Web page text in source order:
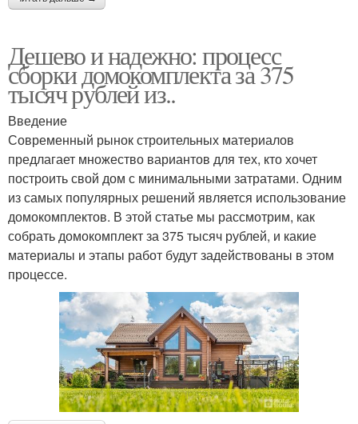
Дешево и надежно: процесс
сборки домокомплекта за 375
тысяч рублей из..
Введение
Современный рынок строительных материалов
предлагает множество вариантов для тех, кто хочет
построить свой дом с минимальными затратами. Одним
из самых популярных решений является использование
домокомплектов. В этой статье мы рассмотрим, как
собрать домокомплект за 375 тысяч рублей, и какие
материалы и этапы работ будут задействованы в этом
процессе.